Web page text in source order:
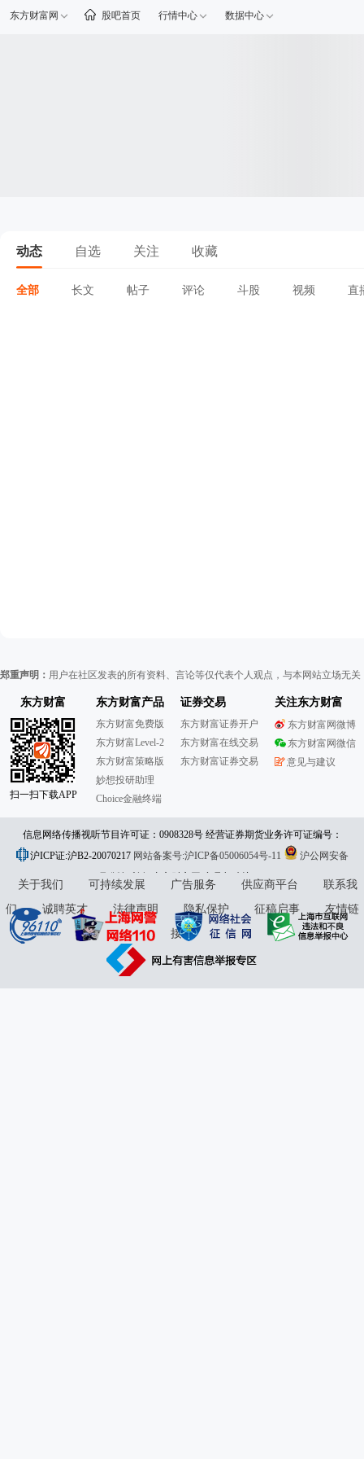
东方财富网 股吧首页 行情中心 数据中心
动态 自选 关注 收藏
全部 长文 帖子 评论 斗股 视频 直
郑重声明： 用户在社区发表的所有资料、言论等仅代表个人观点，与本网站立场无
东方财富
扫一扫下载APP
东方财富产品
东方财富免费版
东方财富Level-2
东方财富策略版
妙想投研助理
Choice金融终端
证券交易
东方财富证券开户
东方财富在线交易
东方财富证券交易
关注东方财富
东方财富网微博
东方财富网微信
意见与建议
信息网络传播视听节目许可证：0908328号 经营证券期货业务许可证编号：
913101046312860336 违法和不良信息举报:021-61278686 举报邮箱：
jubao@eastmoney.com
沪ICP证:沪B2-20070217 网站备案号:沪ICP备05006054号-11
沪公网安备
31010402000120号版权所有:东方财富网意见与建议:4000300059/952500
关于我们 可持续发展 广告服务 供应商平台
联系我
们
诚聘英才 法律声明 隐私保护 征稿启事
友情链
接